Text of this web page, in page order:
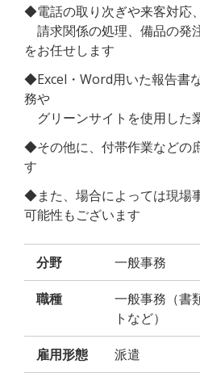
◆電話の取り次ぎや来客対応
請求関係の処理、備品の発
をお任せします
◆Excel・Word用いた報告書
務や
グリーンサイトを使用した
◆その他に、付帯作業などの
す
◆また、場合によっては現場
可能性もございます
分野 一般事務
職種
一般事務（書
トなど）
雇用形態 派遣